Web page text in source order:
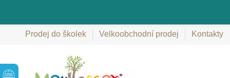
Prodej do školek Velkoobchodní prodej Kontakty